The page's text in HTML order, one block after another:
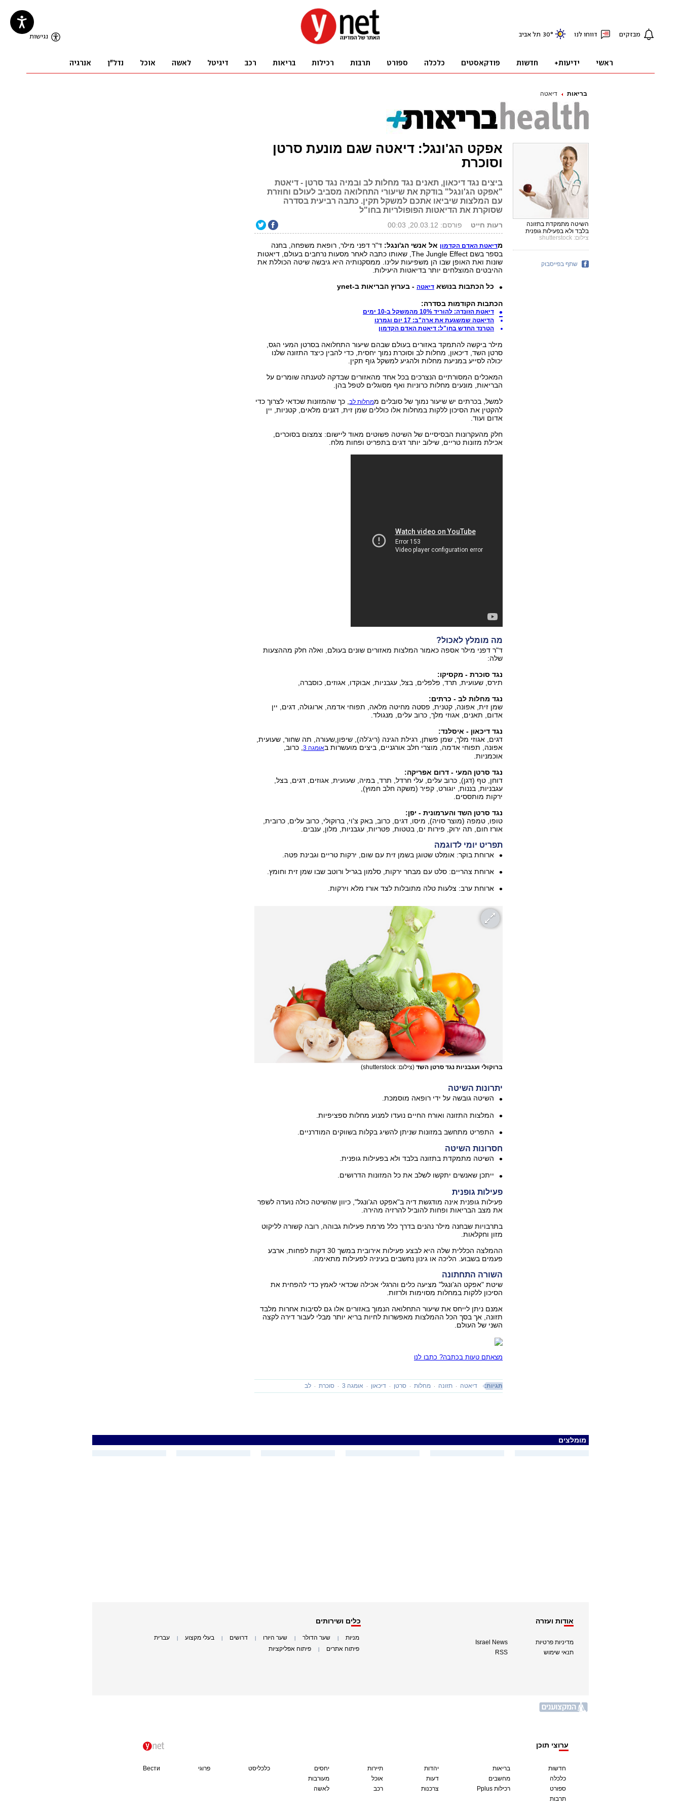
בריאות דיאטה
אפקט הג'ונגל: דיאטה שגם מונעת סרטן
וסוכרת
ביצים נגד דיכאון, תאנים נגד מחלות לב ובמיה נגד סרטן - דיאטת
"אפקט הג'ונגל" בודקת את שיעורי התחלואה מסביב לעולם וחוזרת
עם המלצות שיביאו אתכם למשקל תקין. כתבה רביעית בסדרה
שסוקרת את הדיאטות הפופולריות בחו"ל
רעות חייט פורסם: 20.03.12, 00:03
מדיאטת האדם הקדמון אל אנשי הג'ונגל: ד"ר דפני מילר, רופאת משפחה, בחנה
בספר בשם The Jungle Effect, שאותו כתבה לאחר מסעות נרחבים בעולם, דיאטות
שונות ואת האופן שבו הן משפיעות עלינו. ממסקנותיה היא גיבשה שיטה הכוללת את
ההיבטים המוצלחים יותר בדיאטות היעילות.
כל הכתבות בנושא דיאטה- בערוץ הבריאות ב-ynet
הכתבות הקודמות בסדרה:
דיאטת הזונדה: להוריד 10% מהמשקל ב-10 ימים
הדיאטה שמשגעת את ארה"ב: 17 יום וגמרנו
הטרנד החדש בחו"ל: דיאטת האדם הקדמון
מילר ביקשה להתמקד באזורים בעולם שבהם שיעור התחלואה בסרטן המעי הגס,
סרטן השד, דיכאון, מחלות לב וסוכרת נמוך יחסית, כדי להבין כיצד התזונה שלנו
יכולה לסייע במניעת מחלות ולהגיע למשקל גוף תקין.
המאכלים המסורתיים הנצרכים בכל אחד מהאזורים שבדקה לטענתה שומרים על
הבריאות, מונעים מחלות כרוניות ואף מסוגלים לטפל בהן.
למשל, בכרתים יש שיעור נמוך של סובלים ממחלות לב, כך שהמזונות שכדאי לצרוך כדי
להקטין את הסיכון ללקות במחלות אלו כוללים שמן זית, דגנים מלאים, קטניות, יין
אדום ועוד.
חלק מהעקרונות הבסיסיים של השיטה פשוטים מאוד ליישום: צמצום בסוכרים,
אכילת מזונות טריים, שילוב יותר דגים בתפריט ופחות מלח.
מה מומלץ לאכול?
ד"ר דפני מילר אספה כאמור המלצות מאזורים שונים בעולם, ואלה חלק מההצעות
שלה:
נגד סוכרת - מקסיקו:
תירס, שעועית, תרד, פלפלים, בצל, עגבניות, אבוקדו, אגוזים, כוסברה,
נגד מחלות לב - כרתים:
שמן זית, אפונה, קטנית, פסטה מחיטה מלאה, תפוחי אדמה, ארוגולה, דגים, יין
אדום, תאנים, אגוזי מלך, כרוב עלים, מנגולד.
נגד דיכאון - איסלנד:
דגים, אגוזי מלך, שמן פשתן, רגילת הגינה (ריג'לה), שיפון,שעורה, תה שחור, שעועית,
אפונה, תפוחי אדמה, מוצרי חלב אורגניים, ביצים מועשרות באומגה 3
, כרוב,
אוכמניות.
נגד סרטן המעי - דרום אפריקה:
דוחן, טף (דגן), כרוב עלים, עלי חרדל, תרד, במיה, שעועית, אגוזים, דגים, בצל,
עגבניות, בננות, יוגורט, קפיר (משקה חלב חמוץ),
ירקות מותססים.
נגד סרטן השד והערמונית - יפן:
טופו, טמפה (מוצר סויה), מיסו, דגים, כרוב, באק צ'וי, ברוקולי, כרוב עלים, כרובית,
אורז חום, תה ירוק, פירות ים, בטטות, פטריות, עגבניות, מלון, ענבים.
תפריט יומי לדוגמה
ארוחת בוקר: אומלט שטוגן בשמן זית עם שום, ירקות טריים וגבינת פטה.
ארוחת צהריים: סלט עם מבחר ירקות, סלמון בגריל ורוטב שבו שמן זית וחומץ.
ארוחת ערב: צלעות טלה מתובלות לצד אורז מלא וירקות.
ברוקולי ועגבניות נגד סרטן השד (צילום: shutterstock)
יתרונות השיטה
השיטה גובשה על ידי רופאה מוסמכת.
המלצות התזונה ואורח החיים נועדו למנוע מחלות ספציפיות.
התפריט מתחשב במזונות שניתן להשיג בקלות בשווקים המודרניים.
חסרונות השיטה
השיטה מתמקדת בתזונה בלבד ולא בפעילות גופנית.
ייתכן שאנשים יתקשו לשלב את כל המזונות הדרושים.
פעילות גופנית
פעילות גופנית אינה מודגשת דיה ב"אפקט הג'ונגל", כיוון שהשיטה כולה נועדה לשפר
את מצב הבריאות ופחות להוביל להרזיה מהירה.
בתרבויות שבחנה מילר נהנים בדרך כלל מרמת פעילות גבוהה, רובה קשורה לליקוט
מזון וחקלאות.
ההמלצה הכללית שלה היא לבצע פעילות אירובית במשך 30 דקות לפחות, ארבע
פעמים בשבוע. הליכה או גינון נחשבים בעיניה לפעילות מתאימה.
השורה התחתונה
שיטת "אפקט הג'ונגל" מציעה כלים והרגלי אכילה שכדאי לאמץ כדי להפחית את
הסיכון ללקות במחלות מסוימות ולרזות.
אמנם ניתן לייחס את שיעור התחלואה הנמוך באזורים אלו גם לסיבות אחרות מלבד
תזונה, אך בסך הכל ההמלצות מאפשרות לחיות בריא יותר מבלי לעבור דירה לקצה
השני של העולם.
מצאתם טעות בכתבה? כתבו לנו
תגיות: דיאטה תזונה מחלות סרטן דיכאון אומגה 3 סוכרת לב
השיטה מתמקדת בתזונה
בלבד ולא בפעילות גופנית
צילום: shutterstock
שתף בפייסבוק
מומלצים
אודות ועזרה
מדיניות פרטיות
תנאי שימוש
Israel News
RSS
כלים ושירותים
מניות שער הדולר שער היורו דרושים בעלי מקצוע עברית
פיתוח אתרים פיתוח אפליקציות
ערוצי תוכן
חדשות
כלכלה
ספורט
תרבות
בריאות
מחשבים
Pplus רכילות
יהדות
דעות
צרכנות
תיירות
אוכל
רכב
יחסים
מעורבות
לאשה
כלכליסט פרוגי Вести